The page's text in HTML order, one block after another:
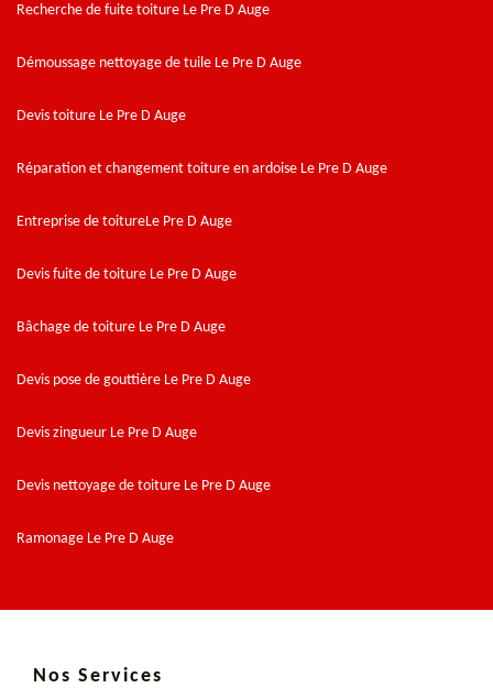
Recherche de fuite toiture Le Pre D Auge
Démoussage nettoyage de tuile Le Pre D Auge
Devis toiture Le Pre D Auge
Réparation et changement toiture en ardoise Le Pre D Auge
Entreprise de toitureLe Pre D Auge
Devis fuite de toiture Le Pre D Auge
Bâchage de toiture Le Pre D Auge
Devis pose de gouttière Le Pre D Auge
Devis zingueur Le Pre D Auge
Devis nettoyage de toiture Le Pre D Auge
Ramonage Le Pre D Auge
Nos Services